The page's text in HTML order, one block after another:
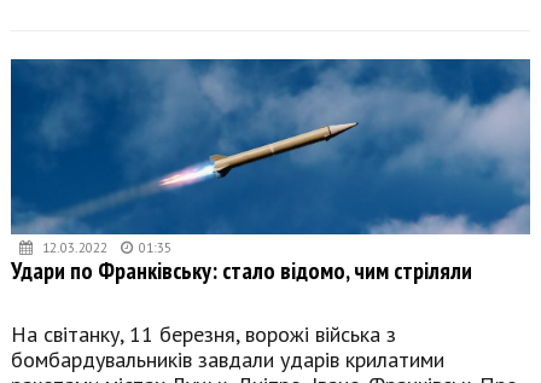
12.03.2022 01:35
Удари по Франківську: стало відомо, чим стріляли
На світанку, 11 березня, ворожі війська з
бомбардувальників завдали ударів крилатими